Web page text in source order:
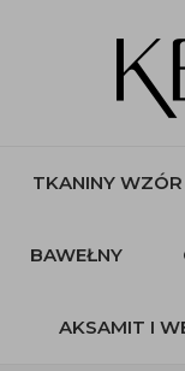
TKANINY WZÓR
BAWEŁNY
AKSAMIT I